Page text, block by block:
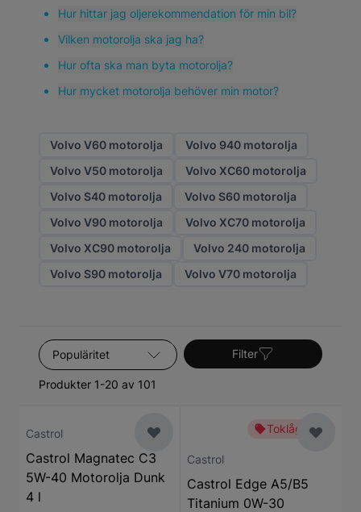
din Volvo fortsätter att prestera på toppnivå. Visste
du att Volvo uppfann trepunktsbältet 1959 och sedan
generöst gav bort patentet för att rädda liv världen
Hur hittar jag oljerekommendation för min bil?
Vilken motorolja ska jag ha?
Hur ofta ska man byta motorolja?
Hur mycket motorolja behöver min motor?
Volvo V60 motorolja
Volvo 940 motorolja
Volvo V50 motorolja
Volvo XC60 motorolja
Volvo S40 motorolja
Volvo S60 motorolja
Volvo V90 motorolja
Volvo XC70 motorolja
Volvo XC90 motorolja
Volvo 240 motorolja
Volvo S90 motorolja
Volvo V70 motorolja
Sortera efter
Produkter 1-20 av 101
Filter
Castrol
Castrol Magnatec C3
5W-40 Motorolja Dunk
4 l
Toklågt pris
Castrol
Castrol Edge A5/B5
Titanium 0W-30